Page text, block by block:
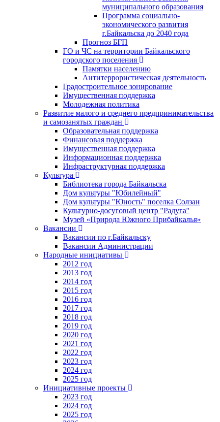
муниципального образования
Программа социально-
экономического развития
г.Байкальска до 2040 года
Прогноз БГП
ГО и ЧС на территории Байкальского
городского поселения
Памятки населению
Антитеррористическая деятельность
Градостроительное зонирование
Имущественная поддержка
Молодежная политика
Развитие малого и среднего предпринимательства
и самозанятых граждан
Образовательная поддержка
Финансовая поддержка
Имущественная поддержка
Информационная поддержка
Инфраструктурная поддержка
Культура
Библиотека города Байкальска
Дом культуры "Юбилейный"
Дом культуры "Юность" поселка Солзан
Культурно-досуговый центр "Радуга"
Музей «Природа Южного Прибайкалья»
Вакансии
Вакансии по г.Байкальску
Вакансии Администрации
Народные инициативы
2012 год
2013 год
2014 год
2015 год
2016 год
2017 год
2018 год
2019 год
2020 год
2021 год
2022 год
2023 год
2024 год
2025 год
Инициативные проекты
2023 год
2024 год
2025 год